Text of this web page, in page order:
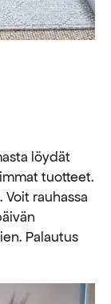
löydät
tuotteet.
Voit rauhassa
Palautus